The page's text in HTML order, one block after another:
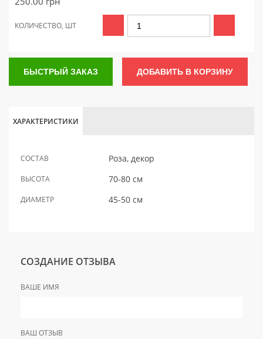
КОЛИЧЕСТВО, ШТ
БЫСТРЫЙ ЗАКАЗ ДОБАВИТЬ В КОРЗИНУ
ХАРАКТЕРИСТИКИ
СОСТАВ Роза, декор
ВЫСОТА 70-80 см
ДИАМЕТР 45-50 см
СОЗДАНИЕ ОТЗЫВА
ВАШЕ ИМЯ
ВАШ ОТЗЫВ